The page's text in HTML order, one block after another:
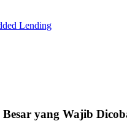
Lending
yang Wajib